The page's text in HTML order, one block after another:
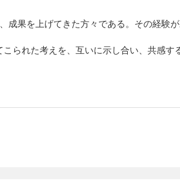
成果を上げてきた方々である。その経験
られた考えを、互いに示し合い、共感す